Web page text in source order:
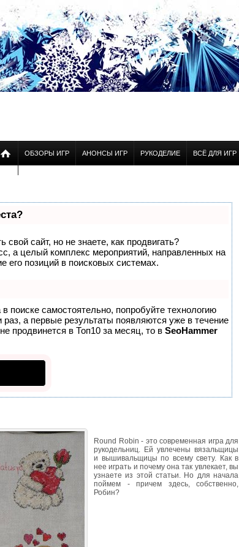
ОБЗОРЫ ИГР АНОНСЫ ИГР РУКОДЕЛИЕ ВСЁ ДЛЯ ИГР
сайт, но не знаете, как продвигать?
а целый комплекс мероприятий, направленных на
его позиций в поисковых системах.
поиске самостоятельно, попробуйте технологию
раз, а первые результаты появляются уже в течение
продвинется в Топ10 за месяц, то в SeoHammer
Round Robin - это современная игра для
рукодельниц. Ей увлечены вязальщицы
и вышивальщицы по всему свету. Как в
нее играть и почему она так увлекает, вы
узнаете из этой статьи. Но для начала
поймем - причем здесь, собственно,
Робин?